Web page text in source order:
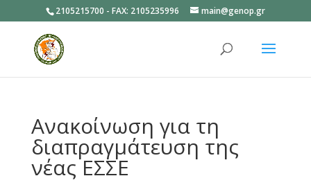
2105215700 - FAX: 2105235996 main@genop.gr
Ανακοίνωση για τη
διαπραγμάτευση της
νέας ΕΣΣΕ